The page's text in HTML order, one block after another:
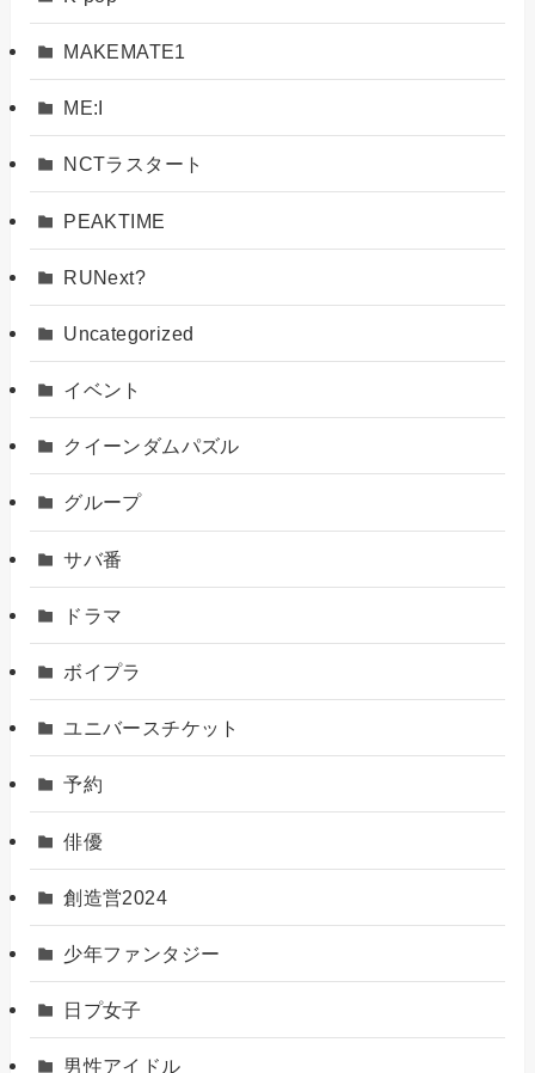
MAKEMATE1
ME:I
NCTラスタート
PEAKTIME
RUNext?
Uncategorized
イベント
クイーンダムパズル
グループ
サバ番
ドラマ
ボイプラ
ユニバースチケット
予約
俳優
創造営2024
少年ファンタジー
日プ女子
男性アイドル